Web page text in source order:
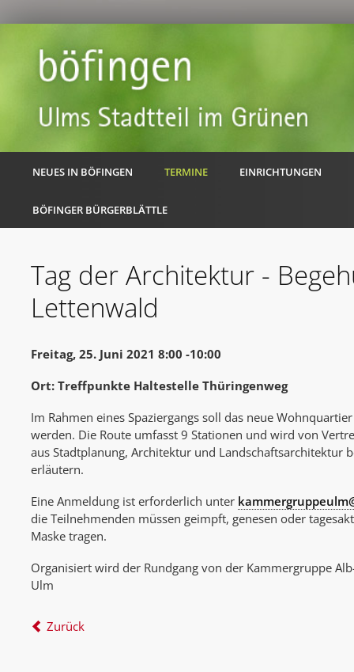
NEUES IN BÖFINGEN TERMINE EINRICHTUNGEN
BÖFINGER BÜRGERBLÄTTLE
Tag der Architektur -
Lettenwald
Freitag, 25. Juni 2021 8:00 -10:00
Ort: Treffpunkte Haltestelle Thüringenweg
Im Rahmen eines Spaziergangs soll das neue
werden. Die Route umfasst 9 Stationen und wird von
aus Stadtplanung, Architektur und Landschaftsarchitektur
erläutern.
Eine Anmeldung ist erforderlich unter
die Teilnehmenden müssen geimpft, genesen oder
Maske tragen.
Organisiert wird der Rundgang von der Kammergruppe
Ulm
Zurück